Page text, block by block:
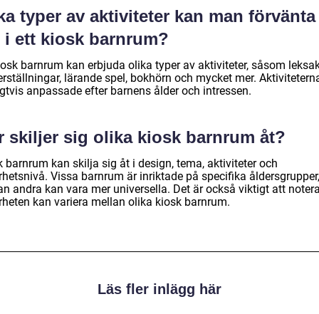
typer av aktiviteter kan man förvänta
i ett kiosk barnrum?
barnrum kan erbjuda olika typer av aktiviteter, såsom
lärande spel, bokhörn och mycket mer.
anpassade efter barnens ålder och intressen.
skiljer sig olika kiosk barnrum åt?
barnrum kan skilja sig åt i design, tema, aktiviteter och
Vissa barnrum är inriktade på specifika åldersgrupper,
andra kan vara mer universella. Det är också viktigt att
kan variera mellan olika kiosk barnrum.
Läs fler inlägg här